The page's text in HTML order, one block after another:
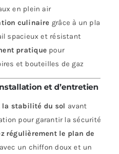
en plein air
culinaire grâce à un plan
spacieux et résistant
pratique pour
et bouteilles de gaz
et d’entretien
la stabilité du sol avant
pour garantir la sécurité.
régulièrement le plan de
avec un chiffon doux et un